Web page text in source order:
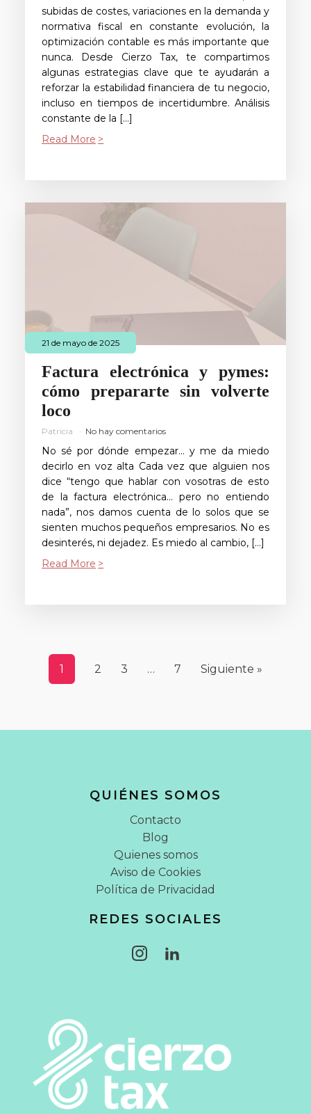
subidas de costes, variaciones en la demanda y
normativa fiscal en constante evolución, la
optimización contable es más importante que
nunca. Desde Cierzo Tax, te compartimos
algunas estrategias clave que te ayudarán a
reforzar la estabilidad financiera de tu negocio,
incluso en tiempos de incertidumbre. Análisis
constante de la […]
Read More
21 de mayo de 2025
Factura electrónica y pymes:
cómo prepararte sin volverte
loco
Patricia No hay comentarios
No sé por dónde empezar… y me da miedo
decirlo en voz alta Cada vez que alguien nos
dice “tengo que hablar con vosotras de esto
de la factura electrónica… pero no entiendo
nada”, nos damos cuenta de lo solos que se
sienten muchos pequeños empresarios. No es
desinterés, ni dejadez. Es miedo al cambio, […]
Read More
1 2 3 … 7 Siguiente »
QUIÉNES SOMOS
Contacto
Blog
Quienes somos
Aviso de Cookies
Política de Privacidad
REDES SOCIALES